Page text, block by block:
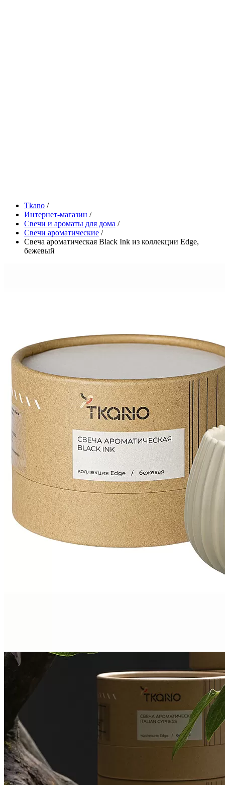
Tkano /
Интернет-магазин /
Свечи и ароматы для дома /
Свечи ароматические /
Свеча ароматическая Black Ink из коллекции Edge,
бежевый